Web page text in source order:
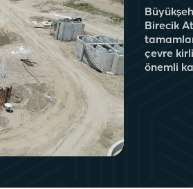
Birecik
çevre
önemli